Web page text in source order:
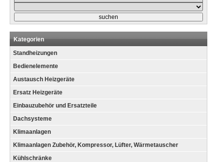
Kategorien
Standheizungen
Bedienelemente
Austausch Heizgeräte
Ersatz Heizgeräte
Einbauzubehör und Ersatzteile
Dachsysteme
Klimaanlagen
Klimaanlagen Zubehör, Kompressor, Lüfter, Wärmetauscher
Kühlschränke